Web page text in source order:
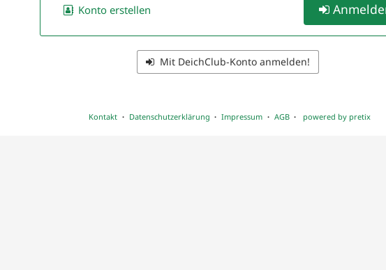
Konto erstellen
Mit DeichClub-Konto anmelden!
Kontakt Datenschutzerklärung Impressum AGB powered by pretix